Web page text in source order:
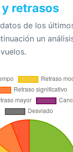
retrasos
de los
un